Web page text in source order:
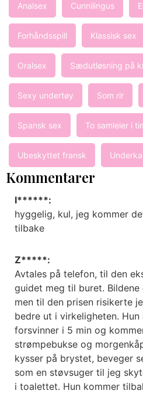
Analsex Cunnilingus
Forhåndsspill Klassisk sex
Oralsex Sædutløsning på
Sexy undertøy Som rir
Spansk sex To samleier i
Ubeskyttet fransk
Kommentarer
I******:
hyggelig, kul, jeg kommer
tilbake
Z*****:
Avtales på telefon, til den
guidet meg til buret.
men til den prisen risikerte
bedre ut i virkeligheten.
forsvinner i 5 min og
strømpebukse og
kysser på brystet, beveger
som en støvsuger til jeg
i toalettet. Hun kommer